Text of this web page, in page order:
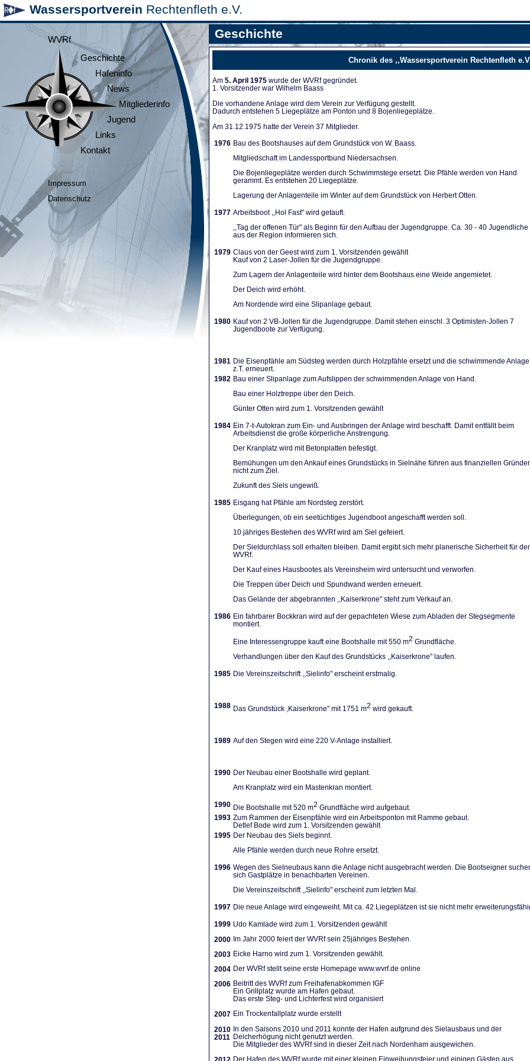
Wassersportverein Rechtenfleth e.V.
WVRf
Geschichte
Hafeninfo
News
Mitgliederinfo
Jugend
Links
Kontakt
Impressum
Datenschutz
Geschichte
Chronik des ,,Wassersportverein Rechtenfleth
Am 5. April 1975 wurde der WVRf gegründet.
1. Vorsitzender war Wilhelm Baass
Die vorhandene Anla­ge wird dem Verein zur Verfügung ge­stellt.
Dadurch entstehen 5 Liegeplät­ze am Ponton und 8 Bojenliegeplätze.
Am 31.12.1975 hatte der Verein 37 Mitglieder.
1976 Bau des Bootshauses auf dem Grundstück von W. Baass.
Mitgliedschaft im Landes­sportbund Niedersachsen.
Die Bojenliegeplätze werden durch Schwimmstege ersetzt. Die Pfähle werden von Hand
gerammt. Es entstehen 20 Lie­geplätze.
Lagerung der Anlagenteile im Winter auf dem Grundstück von Herbert Otten.
1977 Arbeitsboot ,,Hol Fast" wird getauft.
,,Tag der offenen Tür" als Be­ginn für den Aufbau der Jugendgruppe. Ca. 30 - 40 Ju­gendliche
aus der Region infor­mieren sich.
1979 Claus von der Geest wird zum 1. Vorsitzenden gewählt
Kauf von 2 Laser-Jollen für die Jugendgruppe.
Zum Lagern der Anlagentei­le wird hinter dem Bootshaus eine Weide angemietet.
Der Deich wird erhöht.
Am Nordende wird eine Slip­anlage gebaut.
1980 Kauf von 2 VB-Jollen für die Jugendgruppe. Damit stehen einschl. 3 Optimi­sten-Jollen 7
Jugendboote zur Verfügung.
1981 Die Eisenpfähle am Südsteg werden durch Holzpfähle ersetzt und die schwimmende Anlage
z.T. erneuert.
1982 Bau einer Slipanlage zum Aufslippen der schwimmenden Anlage von Hand.
Bau einer Holztreppe über den Deich.
Günter Otten wird zum 1. Vorsitzenden gewählt
1984 Ein 7-t-Autokran zum Ein- und Ausbringen der Anlage wird beschafft. Damit entfällt beim
Arbeits­dienst die große körperliche Anstrengung.
Der Kranplatz wird mit Be­tonplatten befestigt.
Bemühungen um den Ankauf eines Grundstücks in Sielnähe führen aus finanziellen
nicht zum Ziel.
Zukunft des Siels ungewiß.
1985 Eisgang hat Pfähle am Nordsteg zerstört.
Überlegungen, ob ein see­tüchtiges Jugendboot ange­schafft werden soll.
10 jähriges Bestehen des WVRf wird am Siel gefeiert.
Der Sieldurchlass soll erhal­ten bleiben. Damit ergibt sich mehr planerische Sicherheit für
WVRf.
Der Kauf eines Hausbootes als Vereinsheim wird unter­sucht und verworfen.
Die Treppen über Deich und Spundwand werden erneuert.
Das Gelände der abgebrann­ten ,,Kaiserkrone" steht zum Verkauf an.
1986 Ein fahrbarer Bockkran wird auf der gepachteten Wiese zum Abladen der Stegsegmente
montiert.
Eine Interessengruppe kauft eine Bootshalle mit 550 m2 Grundfläche.
Verhandlungen über den Kauf des Grundstücks ,,Kaiser­krone" laufen.
1985 Die Vereinszeitschrift ,,Sielinfo" erscheint erstmalig.
1988 Das Grundstück ,Kaiserkro­ne" mit 1751 m2 wird gekauft.
1989 Auf den Stegen wird eine 220 V-Anlage installiert.
1990 Der Neubau einer Bootshalle wird geplant.
Am Kranplatz wird ein Ma­stenkran montiert.
1990 Die Bootshalle mit 520 m2 Grundfläche wird aufgebaut.
1993 Zum Rammen der Eisenpfäh­le wird ein Arbeitsponton mit Ramme gebaut.
Detlef Bode wird zum 1. Vorsitzenden gewählt
1995 Der Neubau des Siels be­ginnt.
Alle Pfähle werden durch neue Rohre ersetzt.
1996 Wegen des Sielneubaus kann die Anlage nicht ausgebracht werden. Die Bootseigner
sich Gastplätze in be­nachbarten Vereinen.
Die Vereinszeitschrift ,,Sielinfo" erscheint zum letzten Mal.
1997 Die neue Anlage wird einge­weiht. Mit ca. 42 Liegeplätzen ist sie nicht mehr
1999
2000
2003
2004
2006
2007
2010
2011
Udo Kamlade wird zum 1. Vorsitzenden gewählt
Im Jahr 2000 feiert der WVRf sein 25jähriges Bestehen.
Eicke Harno wird zum 1. Vorsitzenden gewählt.
Der WVRf stellt seine erste Homepage www.wvrf.de online
Beitritt des WVRf zum Freihafenabkommen IGF
Ein Grillplatz wurde am Hafen gebaut.
Das erste Steg- und Lichterfest wird organisiert
Ein Trockenfallplatz wurde erstellt
In den Saisons 2010 und 2011 konnte der Hafen aufgrund des Sielausbaus und der
Deicherhögung nicht genutzt werden.
Die Mitglieder des WVRf sind in dieser Zeit nach Nordenham ausgewichen.
Der Hafen des WVRf wurde mit einer kleinen Einweihungsfeier und einigen Gästen aus